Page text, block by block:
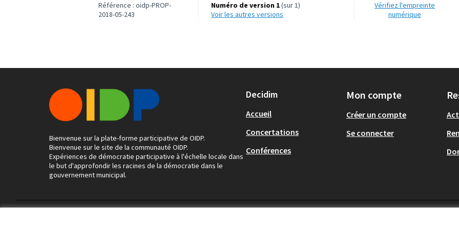
Référence : oidp-PROP-
2018-05-243
Numéro de version 1(sur 1)
voir les autres versions
Vérifiez l'empreinte
numérique
Bienvenue sur la plate-forme participative de OIDP.
Bienvenue sur le site de la communauté OIDP.
Expériences de démocratie participative à l'échelle locale dans
le but d'approfondir les racines de la démocratie dans le
gouvernement municipal.
Decidim
Accueil
Concertations
Conférences
Mon compte
Créer un compte
Se connecter